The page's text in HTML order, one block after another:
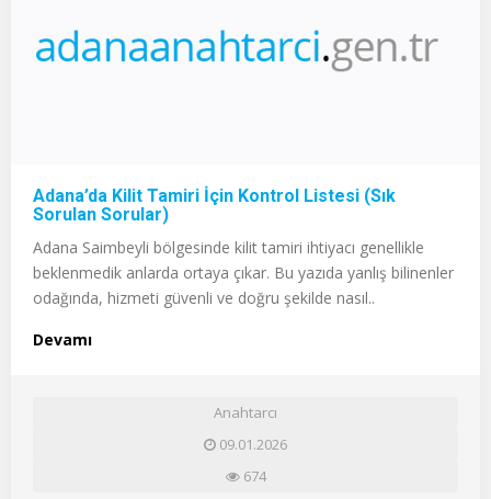
Adana’da Kilit Tamiri İçin Kontrol Listesi (Sık
Sorulan Sorular)
Adana Saimbeyli bölgesinde kilit tamiri ihtiyacı genellikle
beklenmedik anlarda ortaya çıkar. Bu yazıda yanlış bilinenler
odağında, hizmeti güvenli ve doğru şekilde nasıl..
Devamı
Anahtarcı
09.01.2026
674